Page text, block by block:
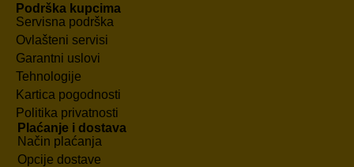
Podrška kupcima
Servisna podrška
Ovlašteni servisi
Garantni uslovi
Tehnologije
Kartica pogodnosti
Politika privatnosti
Plaćanje i dostava
Način plaćanja
Opcije dostave